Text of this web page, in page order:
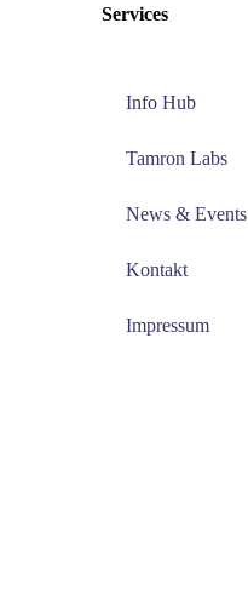
Services
Info Hub
Tamron Labs
News & Events
Kontakt
Impressum